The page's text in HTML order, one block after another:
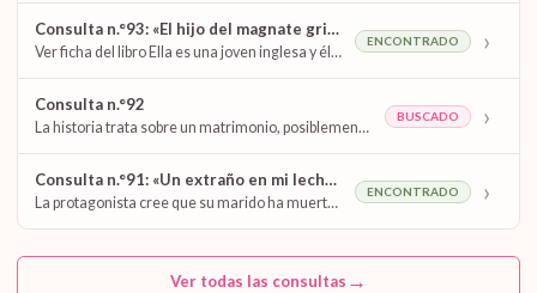
Consulta n.°93: «El hijo del magnate griego» de Jacqueline Baird
Ver ficha del libro Ella es una joven inglesa y él, un magnate griego. La historia transcurre entre…
ENCONTRADO ›
Consulta n.°92
La historia trata sobre un matrimonio, posiblemente en crisis. Ambos protagonistas son abogados. La protagonista es muy consentida…
BUSCADO ›
Consulta n.°91: «Un extraño en mi lecho» de Janet Dailey
La protagonista cree que su marido ha muerto. Años después, él regresa. Es posible que haya estado preso…
ENCONTRADO ›
Ver todas las consultas →